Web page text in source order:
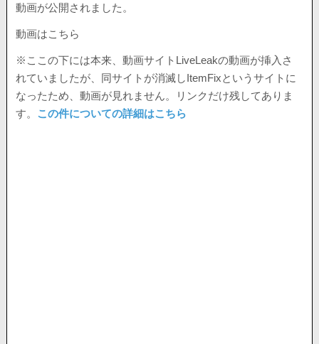
動画が公開されました。
動画はこちら
※ここの下には本来、動画サイトLiveLeakの動画が挿入さ
れていましたが、同サイトが消滅しItemFixというサイトに
なったため、動画が見れません。リンクだけ残してありま
す。 この件についての詳細はこちら